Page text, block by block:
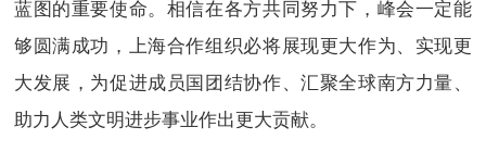
蓝图的重要使命。相信在各方共同努力下，峰会一定能
够圆满成功，上海合作组织必将展现更大作为、实现更
大发展，为促进成员国团结协作、汇聚全球南方力量、
助力人类文明进步事业作出更大贡献。